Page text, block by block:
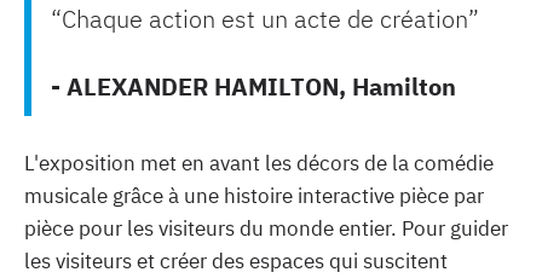
“Chaque action est un acte de création”
- ALEXANDER HAMILTON, Hamilton
L'exposition met en avant les décors de la comédie
musicale grâce à une histoire interactive pièce par
pièce pour les visiteurs du monde entier. Pour guider
les visiteurs et créer des espaces qui suscitent